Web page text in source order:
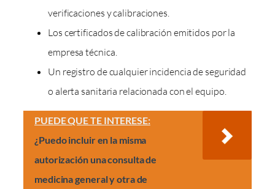
verificaciones y calibraciones.
Los certificados de calibración emitidos por la
empresa técnica.
Un registro de cualquier incidencia de seguridad
o alerta sanitaria relacionada con el equipo.
PUEDE QUE TE INTERESE:
¿Puedo incluir en la misma
autorización una consulta de
medicina general y otra de